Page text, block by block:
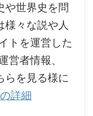
や世界史を問
様々な説や人
トを運営した
営者情報、
らを見る様に
詳細